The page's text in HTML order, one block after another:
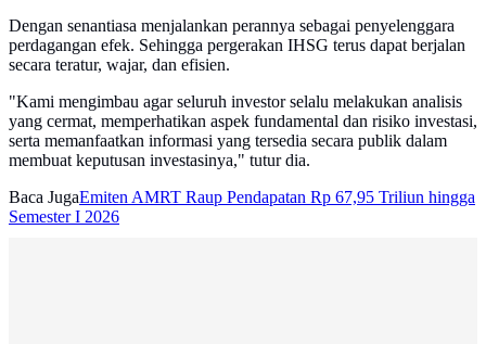
Dengan senantiasa menjalankan perannya sebagai penyelenggara
perdagangan efek. Sehingga pergerakan IHSG terus dapat berjalan
secara teratur, wajar, dan efisien.
"Kami mengimbau agar seluruh investor selalu melakukan analisis
yang cermat, memperhatikan aspek fundamental dan risiko investasi,
serta memanfaatkan informasi yang tersedia secara publik dalam
membuat keputusan investasinya," tutur dia.
Baca JugaEmiten AMRT Raup Pendapatan Rp 67,95 Triliun hingga
Semester I 2026